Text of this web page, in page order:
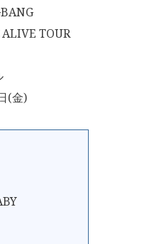
TOUR
(金)